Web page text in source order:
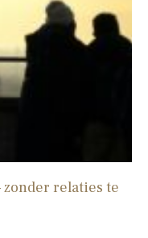
zonder relaties te